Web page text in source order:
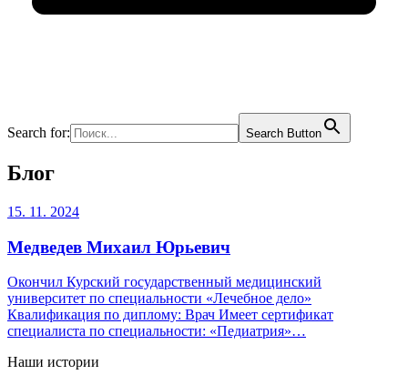
Search for: Search Button
Блог
15. 11. 2024
Медведев Михаил Юрьевич
Окончил Курский государственный медицинский
университет по специальности «Лечебное дело»
Квалификация по диплому: Врач Имеет сертификат
специалиста по специальности: «Педиатрия»…
Наши истории